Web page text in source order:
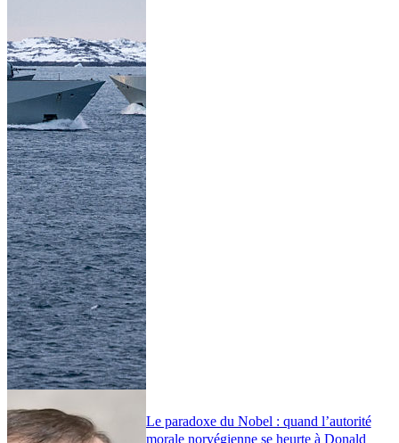
Le paradoxe du Nobel : quand l’autorité
morale norvégienne se heurte à Donald